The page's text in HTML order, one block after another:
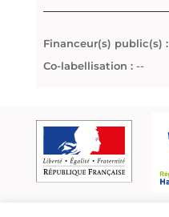
Financeur(s) public(s) :
Co-labellisation : --